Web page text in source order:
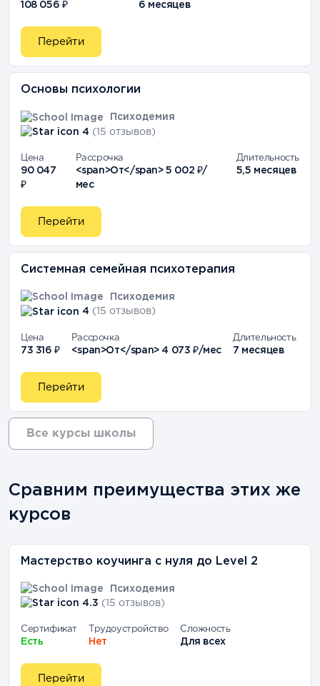
108 056 ₽ 6 месяцев
Перейти
Основы психологии
Психодемия
4 (15 отзывов)
Цена
90 047
₽
Рассрочка
<span>От</span> 5 002 ₽/
мес
Длительность
5,5 месяцев
Перейти
Системная семейная психотерапия
Психодемия
4 (15 отзывов)
Цена
73 316 ₽
Рассрочка
<span>От</span> 4 073 ₽/мес
Длительность
7 месяцев
Перейти
Все курсы школы
Сравним преимущества этих же
курсов
Мастерство коучинга с нуля до Level 2
Психодемия
4.3 (15 отзывов)
Сертификат
Есть
Трудоустройство
Нет
Сложность
Для всех
Перейти